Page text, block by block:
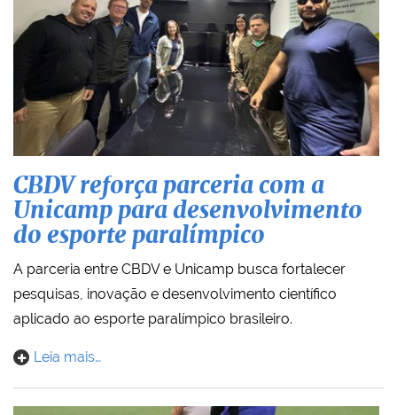
CBDV reforça parceria com a
Unicamp para desenvolvimento
do esporte paralímpico
A parceria entre CBDV e Unicamp busca fortalecer
pesquisas, inovação e desenvolvimento científico
aplicado ao esporte paralímpico brasileiro.
Leia mais…